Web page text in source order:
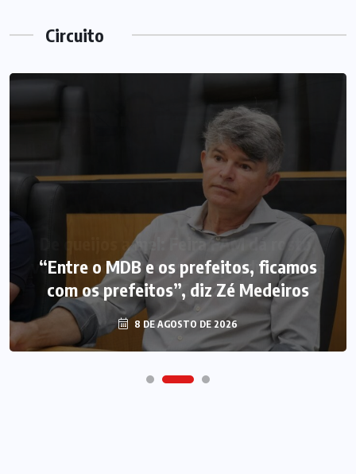
Circuito
“Entre o MDB e os prefeitos, ficamos
com os prefeitos”, diz Zé Medeiros
8 DE AGOSTO DE 2026